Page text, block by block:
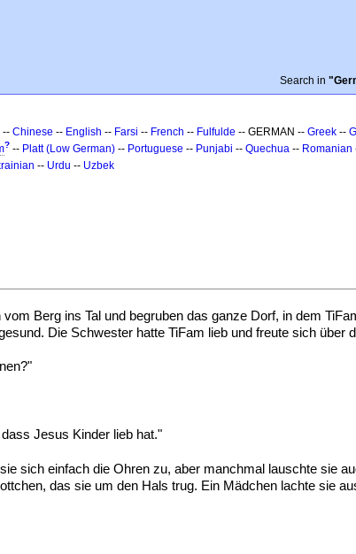
Search in
-- Chinese -- English -- Farsi -- French -- Fulfulde -- GERMAN -- Greek --
? -- Platt (Low German) -- Portuguese -- Punjabi -- Quechua -- Romanian
-- Urdu -- Uzbek
Berg ins Tal und begruben das ganze Dorf, in dem
Die Schwester hatte TiFam lieb und freute sich über
Jesus Kinder lieb hat."
sich einfach die Ohren zu, aber manchmal lauschte sie
das sie um den Hals trug. Ein Mädchen lachte sie